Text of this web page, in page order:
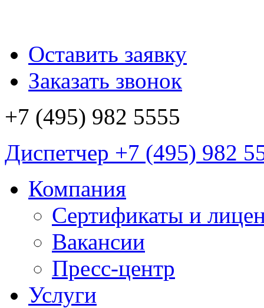
Оставить заявку
Заказать звонок
+7 (495) 982 5555
Диспетчер +7 (495) 982
Компания
Сертификаты и
Вакансии
Пресс-центр
Услуги